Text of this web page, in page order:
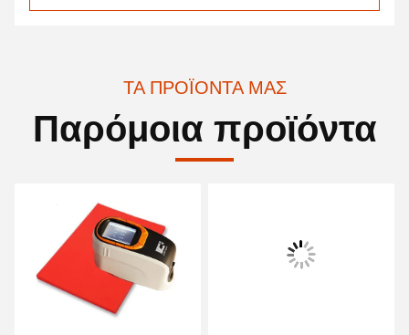
ΤΑ ΠΡΟΪΌΝΤΑ ΜΑΣ
Παρόμοια προϊόντα